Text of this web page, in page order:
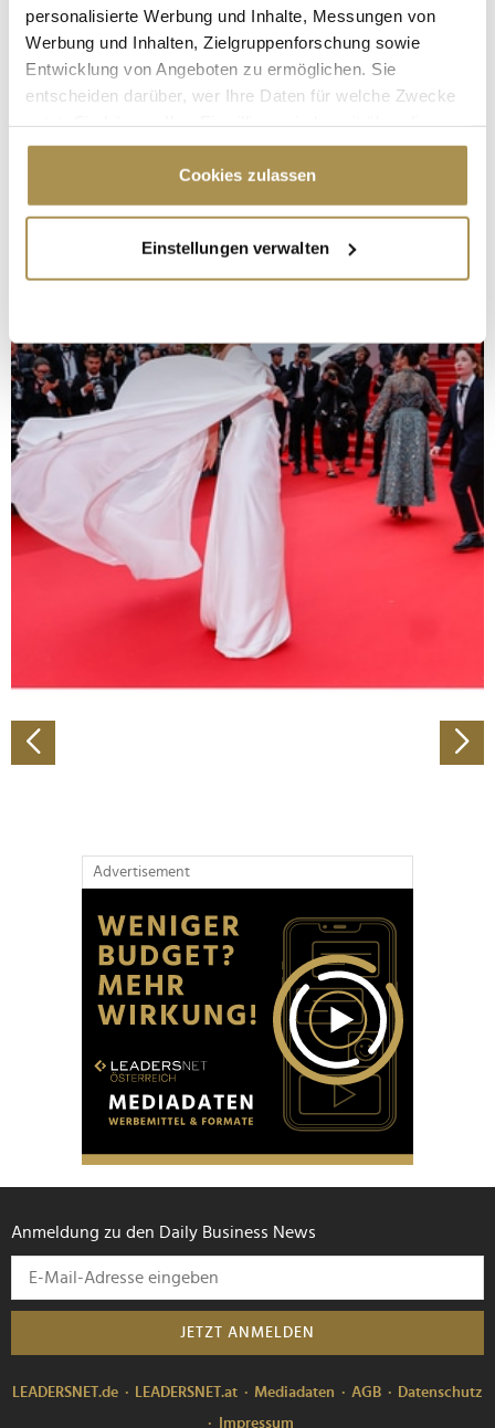
personalisierte Werbung und Inhalte, Messungen von
Werbung und Inhalten, Zielgruppenforschung sowie
Entwicklung von Angeboten zu ermöglichen. Sie
entscheiden darüber, wer Ihre Daten für welche Zwecke
Cookie-Erklärung oder durch Klicken auf das Privacy
Trigger Symbol ändern oder widerrufen
Informationen über Ihre geografische Lage
erfassen, welche bis auf einige Meter genau sein
bestimmten Merkmalen (Fingerprinting) identifizieren
Erfahren Sie mehr darüber, wie Ihre persönlichen Daten
verarbeitet werden, und legen Sie Ihre Präferenzen im
Abschnitt Einzelheitenfest.
Wir verwenden Cookies, um Inhalte und Anzeigen zu
personalisieren, Funktionen für soziale Medien anbieten
zu können und die Zugriffe auf unsere Website zu
analysieren. Außerdem geben wir Informationen zu Ihrer
Verwendung unserer Website an unsere Partner für
soziale Medien, Werbung und Analysen weiter. Unsere
Partner führen diese Informationen möglicherweise mit
weiteren Daten zusammen, die Sie ihnen bereitgestellt
gesammelt haben.
Cookies zulassen
Einstellungen verwalten
Advertisement
Anmeldung zu den Daily Business News
JETZT ANMELDEN
LEADERSNET.de LEADERSNET.at Mediadaten AGB
Datenschutz
Impressum